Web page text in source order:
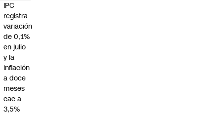
IPC
registra
variación
de 0,1%
en julio
y la
inflación
a doce
meses
cae a
3,5%